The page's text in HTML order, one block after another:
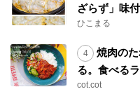
ざらず」味
ひこまる
焼肉の
る。食べる
cot.cot